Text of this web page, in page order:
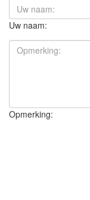
Uw naam:
Opmerking: